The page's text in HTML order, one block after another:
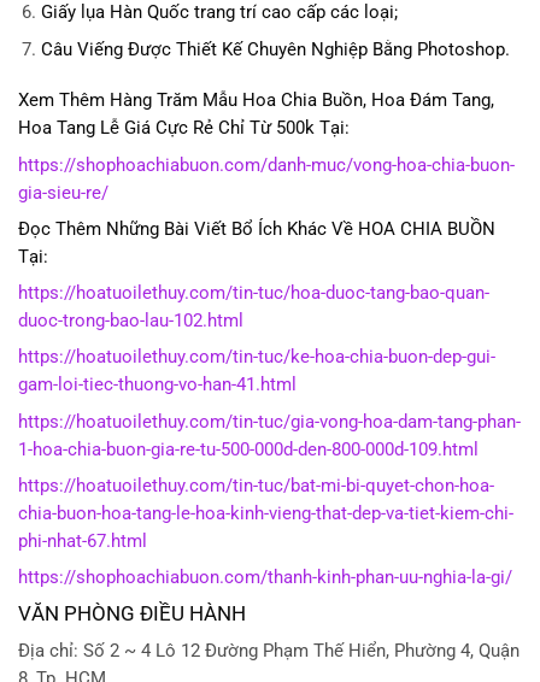
Giấy lụa Hàn Quốc trang trí cao cấp các loại;
Câu Viếng Được Thiết Kế Chuyên Nghiệp Bằng Photoshop.
Xem Thêm Hàng Trăm Mẫu Hoa Chia Buồn, Hoa Đám Tang,
Hoa Tang Lễ Giá Cực Rẻ Chỉ Từ 500k Tại:
https://shophoachiabuon.com/danh-muc/vong-hoa-chia-buon-
gia-sieu-re/
Đọc Thêm Những Bài Viết Bổ Ích Khác Về HOA CHIA BUỒN
Tại:
https://hoatuoilethuy.com/tin-tuc/hoa-duoc-tang-bao-quan-
duoc-trong-bao-lau-102.html
https://hoatuoilethuy.com/tin-tuc/ke-hoa-chia-buon-dep-gui-
gam-loi-tiec-thuong-vo-han-41.html
https://hoatuoilethuy.com/tin-tuc/gia-vong-hoa-dam-tang-phan-
1-hoa-chia-buon-gia-re-tu-500-000d-den-800-000d-109.html
https://hoatuoilethuy.com/tin-tuc/bat-mi-bi-quyet-chon-hoa-
chia-buon-hoa-tang-le-hoa-kinh-vieng-that-dep-va-tiet-kiem-chi-
phi-nhat-67.html
https://shophoachiabuon.com/thanh-kinh-phan-uu-nghia-la-gi/
VĂN PHÒNG ĐIỀU HÀNH
Địa chỉ: Số 2 ~ 4 Lô 12 Đường Phạm Thế Hiển, Phường 4, Quận